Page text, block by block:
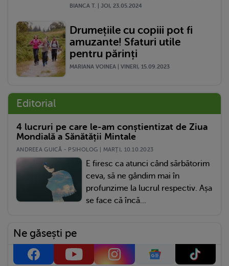
BIANCA T. | JOI, 23.05.2024
Drumețiile cu copiii pot fi
amuzante! Sfaturi utile
pentru părinți
MARIANA VOINEA | VINERI, 15.09.2023
Editorial
4 lucruri pe care le-am conștientizat de Ziua
Mondială a Sănătății Mintale
ANDREEA GUICĂ - PSIHOLOG | MARŢI, 10.10.2023
E firesc ca atunci când sărbătorim
ceva, să ne gândim mai în
profunzime la lucrul respectiv. Așa
se face că încă...
Ne găsești pe